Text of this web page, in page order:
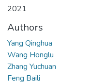
2021
Authors
Yang Qinghua
Wang Honglu
Zhang Yuchuan
Feng Baili